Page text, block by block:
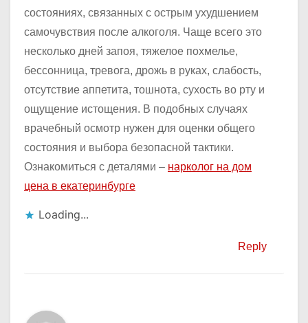
состояниях, связанных с острым ухудшением
самочувствия после алкоголя. Чаще всего это
несколько дней запоя, тяжелое похмелье,
бессонница, тревога, дрожь в руках, слабость,
отсутствие аппетита, тошнота, сухость во рту и
ощущение истощения. В подобных случаях
врачебный осмотр нужен для оценки общего
состояния и выбора безопасной тактики.
Ознакомиться с деталями – нарколог на дом
цена в екатеринбурге
Loading...
Reply